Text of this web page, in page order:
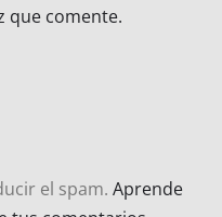
que comente.
el spam. Aprende